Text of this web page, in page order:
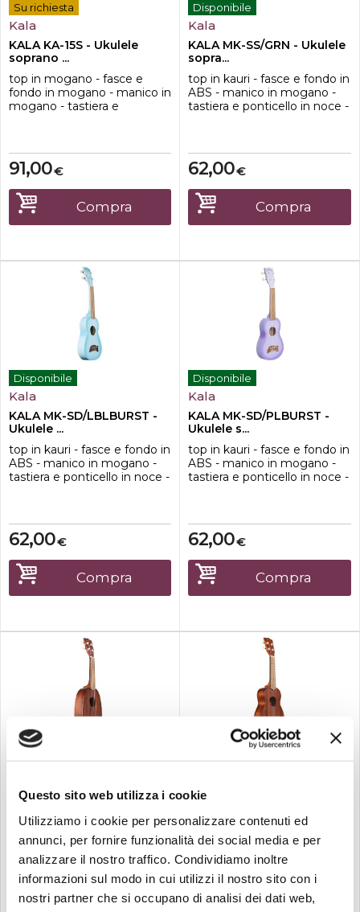
Questo sito web utilizza i cookie
Utilizziamo i cookie per personalizzare contenuti ed
annunci, per fornire funzionalità dei social media e per
analizzare il nostro traffico. Condividiamo inoltre
informazioni sul modo in cui utilizzi il nostro sito con i
nostri partner che si occupano di analisi dei dati web,
Su richiesta
Kala
KALA KA-15S - Ukulele
soprano ...
top in mogano - fasce e
fondo in mogano - manico in
mogano - tastiera e
finitura satinata - corde
Aquila Super Nylgut®
€
91,00
Compra
Disponibile
Kala
KALA MK-SS/GRN - Ukulele
sopra...
top in kauri - fasce e fondo in
ABS - manico in mogano -
tastiera e ponticello in noce -
€
62,00
Compra
Disponibile
Kala
KALA MK-SD/LBLBURST -
Ukulele ...
top in kauri - fasce e fondo in
ABS - manico in mogano -
tastiera e ponticello in noce -
€
62,00
Compra
Disponibile
Kala
KALA MK-SD/PLBURST -
Ukulele s...
top in kauri - fasce e fondo in
ABS - manico in mogano -
tastiera e ponticello in noce -
€
62,00
Compra
Disponibile
Kala
pineapple ...
top in mogano - fasce e
fondo in mogano - manico in
mogano - tastiera e
ponticello in noce - finitura
satinata - corde Aquila Super
Disponibile
Kala
soprano Cl...
top in mogano - fasce e
fondo in mogano - manico in
mogano - tastiera e
ponticello in noce - finitura
satinata - corde Aquila Super